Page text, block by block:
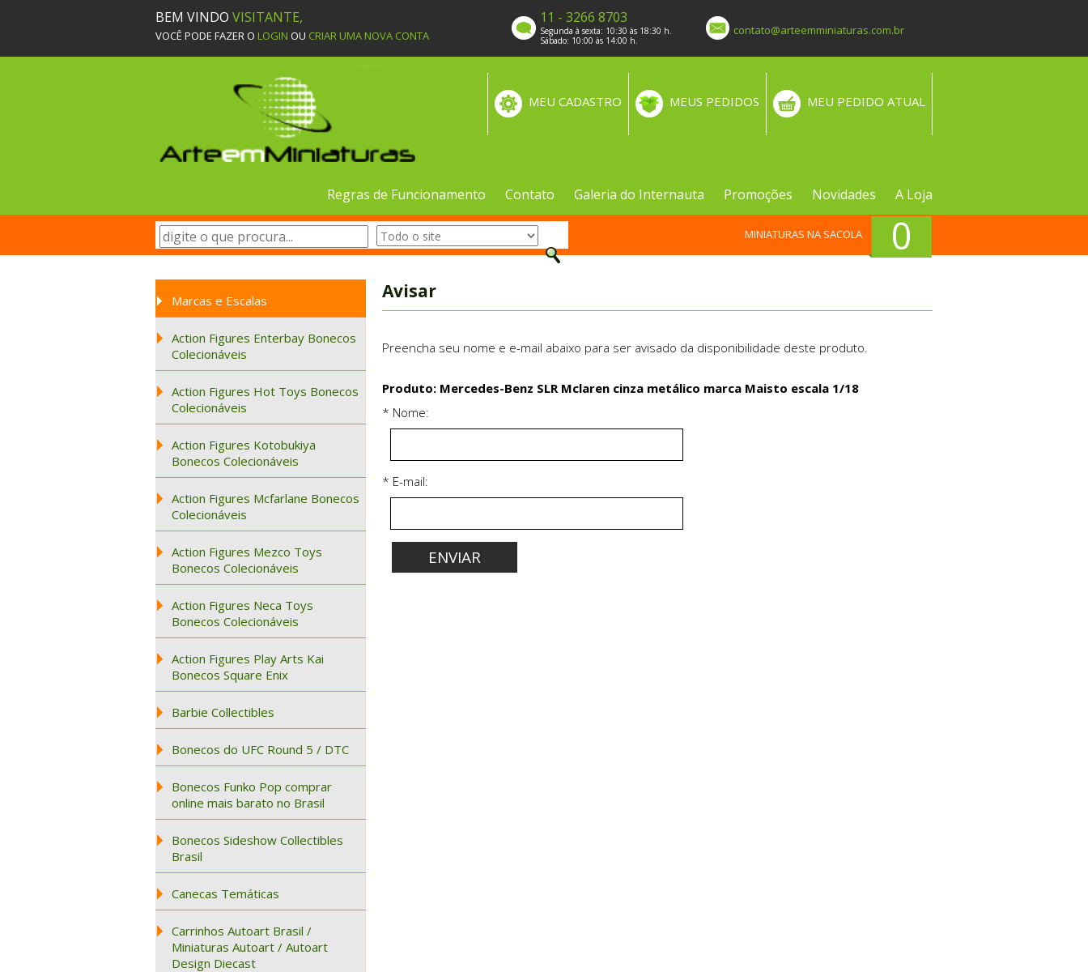
BEM VINDO VISITANTE,
VOCÊ PODE FAZER O LOGIN OU CRIAR UMA NOVA CONTA
11 - 3266 8703
Segunda à sexta: 10:30 às 18:30 h.
Sábado: 10:00 às 14:00 h.
contato@arteemminiaturas.com.br
MEU PEDIDO ATUAL
MEUS PEDIDOS
MEU CADASTRO
Regras de Funcionamento Contato Galeria do Internauta Promoções Novidades A Loja
0
MINIATURAS NA SACOLA
Marcas e Escalas
Action Figures Enterbay Bonecos
Colecionáveis
Action Figures Hot Toys Bonecos
Colecionáveis
Action Figures Kotobukiya
Bonecos Colecionáveis
Action Figures Mcfarlane Bonecos
Colecionáveis
Action Figures Mezco Toys
Bonecos Colecionáveis
Action Figures Neca Toys
Bonecos Colecionáveis
Action Figures Play Arts Kai
Bonecos Square Enix
Barbie Collectibles
Bonecos do UFC Round 5 / DTC
Bonecos Funko Pop comprar
online mais barato no Brasil
Bonecos Sideshow Collectibles
Brasil
Canecas Temáticas
Carrinhos Autoart Brasil /
Miniaturas Autoart / Autoart
Design Diecast
Avisar
Preencha seu nome e e-mail abaixo para ser avisado da disponibilidade deste produto.
Produto: Mercedes-Benz SLR Mclaren cinza metálico marca Maisto escala 1/18
* Nome:
* E-mail: